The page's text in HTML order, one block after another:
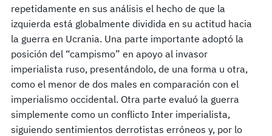
repetidamente en sus análisis el hecho de que la
izquierda está globalmente dividida en su actitud hacia
la guerra en Ucrania. Una parte importante adoptó la
posición del “campismo” en apoyo al invasor
imperialista ruso, presentándolo, de una forma u otra,
como el menor de dos males en comparación con el
imperialismo occidental. Otra parte evaluó la guerra
simplemente como un conflicto Inter imperialista,
siguiendo sentimientos derrotistas erróneos y, por lo